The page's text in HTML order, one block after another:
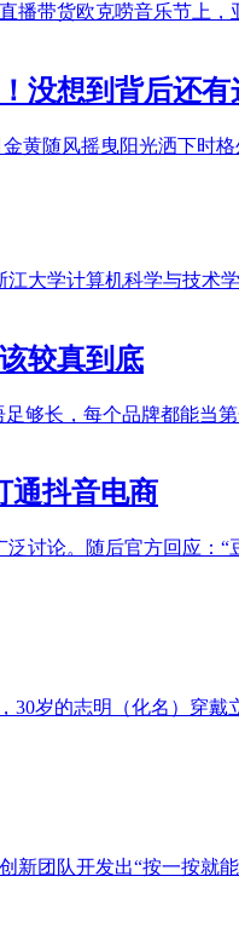
播带货欧克唠音乐节
没想到背后还
黄随风摇曳阳光洒下时
大学计算机科学与技
较真到底
够长，每个品牌都能当
通抖音电商
讨论。随后官方回应
30岁的志明（化名）穿
新团队开发出“按一按